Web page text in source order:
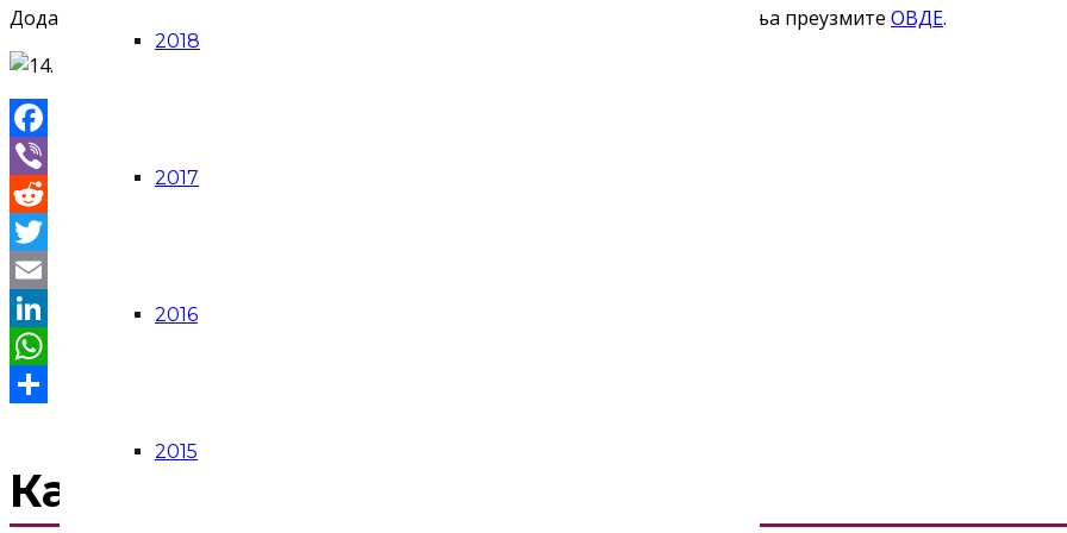
2018
2017
2016
2015
Додатне информације о врстама прихватљивих пројеката и начину аплицирања преузмите ОВДЕ.
Facebook
Viber
Reddit
Twitter
Email
LinkedIn
WhatsApp
Календар